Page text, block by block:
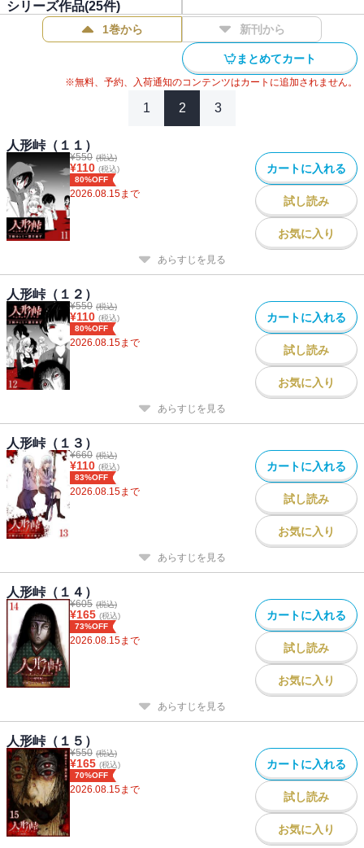
シリーズ作品(25件)
1巻から 新刊から
まとめてカート
※無料、予約、入荷通知のコンテンツはカートに追加されません。
1 2 3
人形峠（１１）
¥550 (税込)
¥110 (税込)
80%OFF
2026.08.15まで
カートに入れる
試し読み
お気に入り
あらすじを見る
人形峠（１２）
¥550 (税込)
¥110 (税込)
80%OFF
2026.08.15まで
カートに入れる
試し読み
お気に入り
あらすじを見る
人形峠（１３）
¥660 (税込)
¥110 (税込)
83%OFF
2026.08.15まで
カートに入れる
試し読み
お気に入り
あらすじを見る
人形峠（１４）
¥605 (税込)
¥165 (税込)
73%OFF
2026.08.15まで
カートに入れる
試し読み
お気に入り
あらすじを見る
人形峠（１５）
¥550 (税込)
¥165 (税込)
70%OFF
2026.08.15まで
カートに入れる
試し読み
お気に入り